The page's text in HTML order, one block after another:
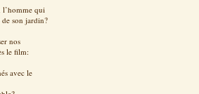
qui
de son jardin?
nos
le film:
avec le